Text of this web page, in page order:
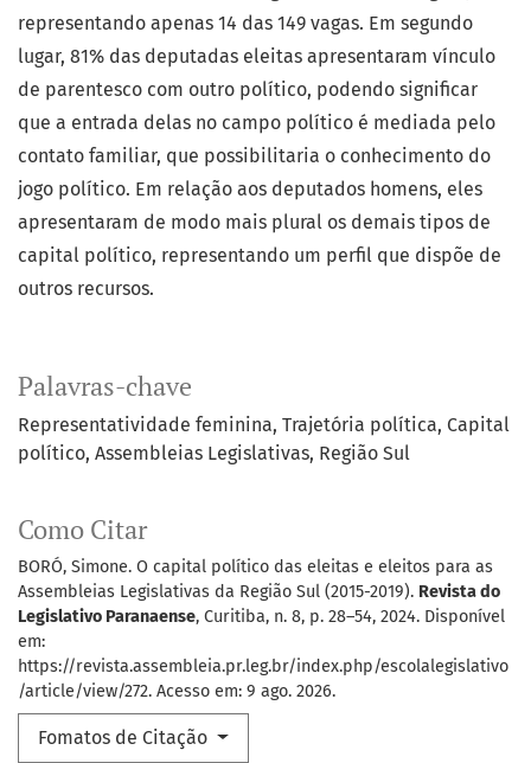
Palavras-chave
Representatividade feminina Trajetória política Capital
político Assembleias Legislativas Região Sul
Como Citar
BORÓ, Simone. O capital político das eleitas e eleitos para as
Assembleias Legislativas da Região Sul (2015-2019). Revista do
Legislativo Paranaense, Curitiba, n. 8, p. 28–54, 2024. Disponível
em:
https://revista.assembleia.pr.leg.br/index.php/escolalegislativo
/article/view/272. Acesso em: 9 ago. 2026.
Fomatos de Citação
representando apenas 14 das 149 vagas. Em segundo
lugar, 81% das deputadas eleitas apresentaram vínculo
de parentesco com outro político, podendo significar
que a entrada delas no campo político é mediada pelo
contato familiar, que possibilitaria o conhecimento do
jogo político. Em relação aos deputados homens, eles
apresentaram de modo mais plural os demais tipos de
capital político, representando um perfil que dispõe de
outros recursos.